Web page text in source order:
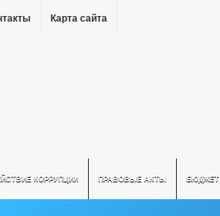
Карта сайта
КОРРУПЦИИ ПРАВОВЫЕ АКТЫ БЮДЖЕТ